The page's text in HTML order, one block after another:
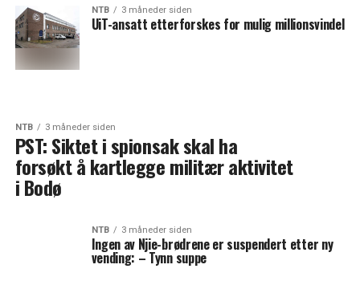
NTB 3 måneder siden
UiT-ansatt etterforskes for mulig millionsvindel
NTB 3 måneder siden
PST: Siktet i spionsak skal ha
forsøkt å kartlegge militær aktivitet
i Bodø
NTB 3 måneder siden
Ingen av Njie-brødrene er suspendert etter ny
vending: – Tynn suppe